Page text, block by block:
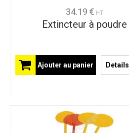
34.19 € HT
Extincteur à poudre
Ajouter au panier Details